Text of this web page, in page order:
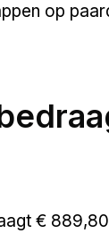
op
€